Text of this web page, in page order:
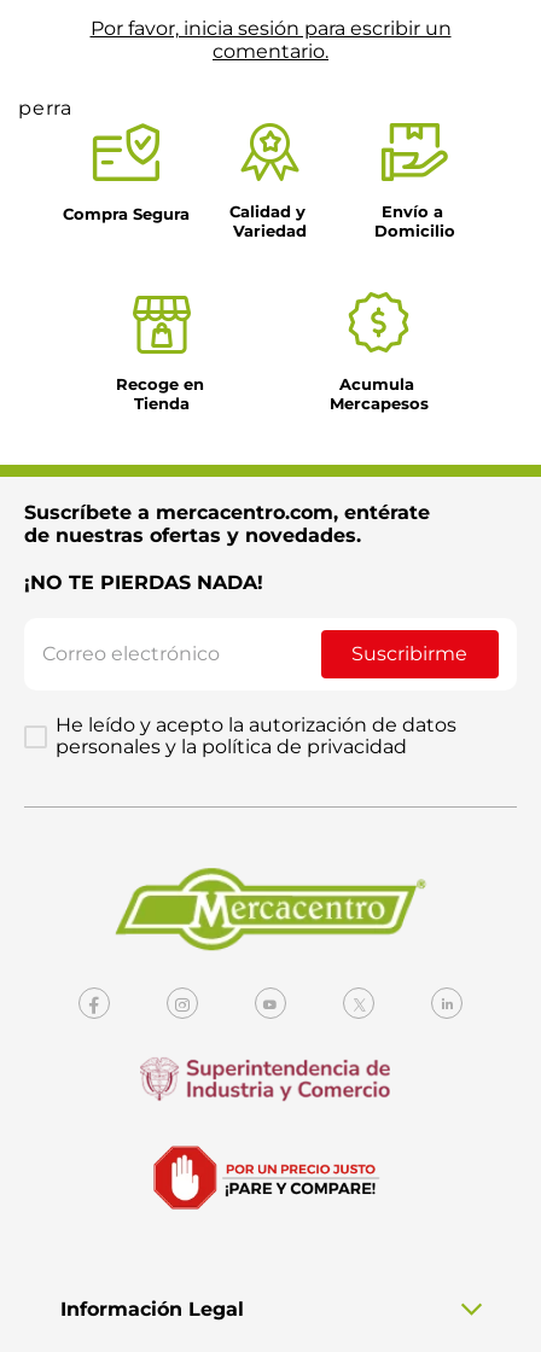
Por favor, inicia sesión para escribir un
comentario.
perra
Compra Segura
Calidad y
Variedad
Envío a
Domicilio
Recoge en
Tienda
Acumula
Mercapesos
Suscríbete a mercacentro.com, entérate
de nuestras ofertas y novedades.
¡NO TE PIERDAS NADA!
Suscribirme
He leído y acepto la autorización de datos
personales y la política de privacidad
Información Legal